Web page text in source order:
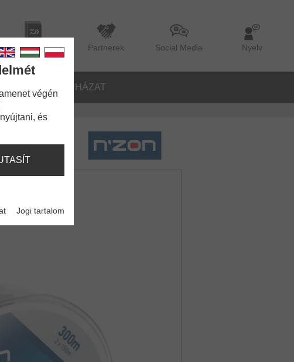
Katalógus Partnerek Social Media Nyelv
RUHÁZAT
végén
és
Jogi tartalom